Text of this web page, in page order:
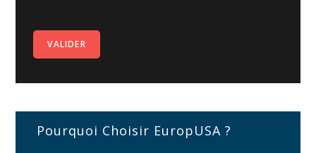
Pourquoi Choisir EuropUSA ?